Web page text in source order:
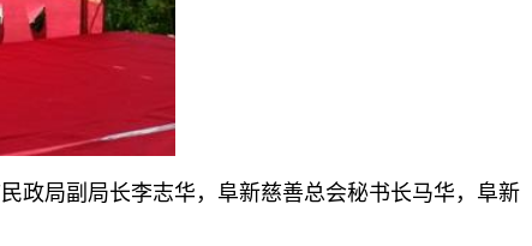
政局副局长李志华，阜新慈善总会秘书长马华，阜新